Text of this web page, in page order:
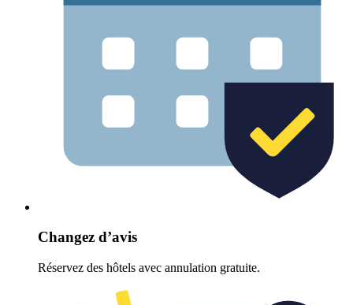
Changez d’avis
Réservez des hôtels avec annulation gratuite.